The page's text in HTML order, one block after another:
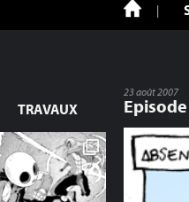
TRAVAUX
23 août 2007